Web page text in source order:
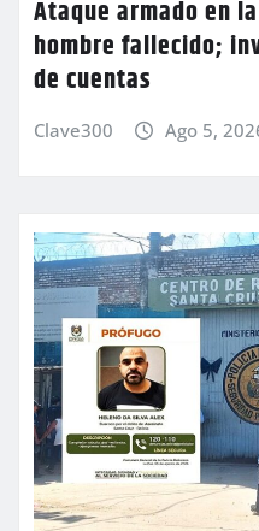
Ataque armado en
hombre fallecido;
de cuentas
Clave300 Ago 5,